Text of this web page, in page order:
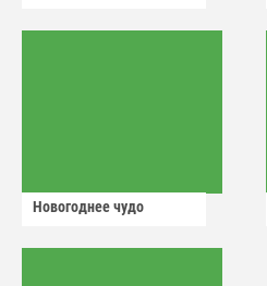
Новогоднее чудо